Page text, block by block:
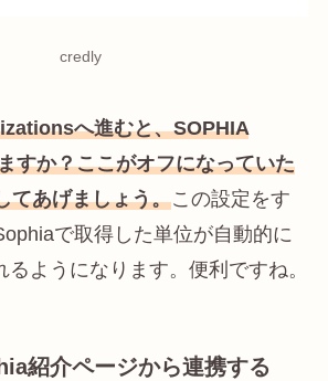
credly
へ進むと、SOPHIA
すか？ここがオフになっていた
てあげましょう。この設定をす
で取得した単位が自動的に
ようになります。便利ですね。
紹介ページから連携する